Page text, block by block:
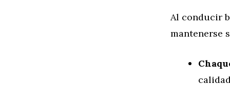
Al conducir
mantenerse